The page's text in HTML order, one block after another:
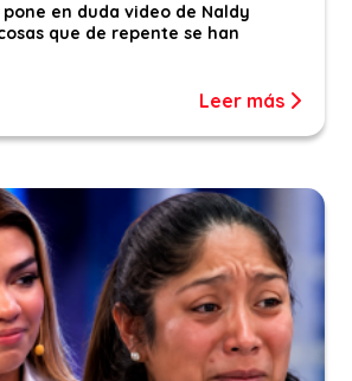
pone en duda video de Naldy
que de repente se han
Leer más